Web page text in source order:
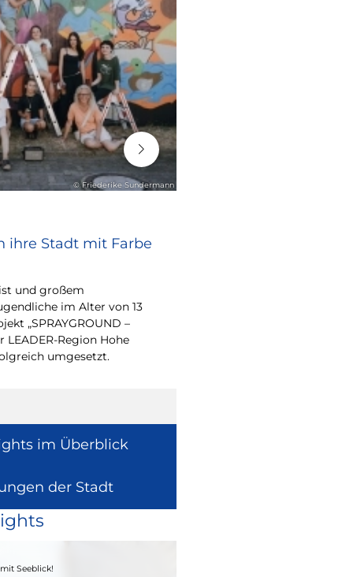
© Friederike Sundermann
ihre Stadt mit Farbe
und großem
im Alter von 13
„SPRAYGROUND –
Region Hohe
umgesetzt.
im Überblick
der Stadt
Seeblick!